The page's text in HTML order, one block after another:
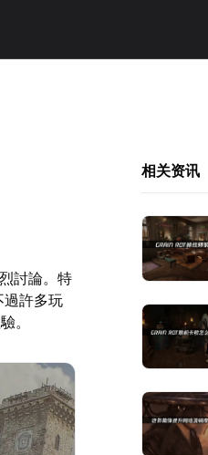
討論。特
過許多玩
。
相关资讯